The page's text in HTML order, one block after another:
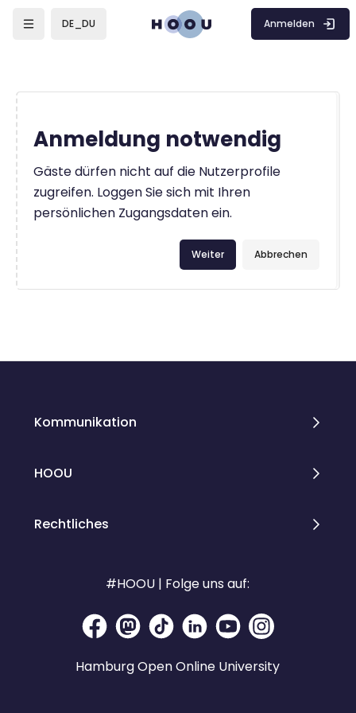
DE_DU Anmelden
Anmeldung notwendig
Gäste dürfen nicht auf die Nutzerprofile
zugreifen. Loggen Sie sich mit Ihren
persönlichen Zugangsdaten ein.
Abbrechen
Weiter
Kommunikation
HOOU
Rechtliches
#HOOU | Folge uns auf:
Hamburg Open Online University